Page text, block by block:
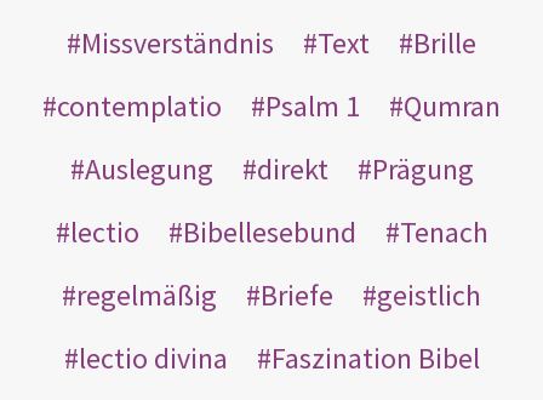
Missverständnis
Text
Brille
contemplatio
Psalm 1
Qumran
Auslegung
direkt
Prägung
lectio
Bibellesebund
Tenach
regelmäßig
Briefe
geistlich
lectio divina
Faszination Bibel